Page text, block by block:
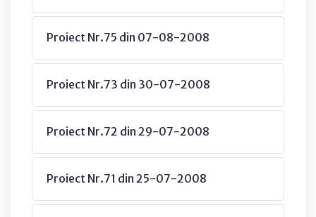
Proiect Nr.75 din 07-08-2008
Proiect Nr.73 din 30-07-2008
Proiect Nr.72 din 29-07-2008
Proiect Nr.71 din 25-07-2008